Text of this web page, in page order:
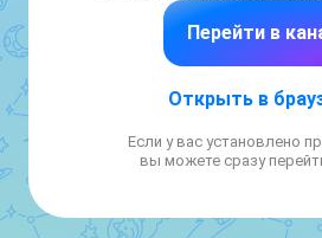
https://ok.ru/group/
Перейти в
Открыть в
Если у вас установлено
вы можете сразу